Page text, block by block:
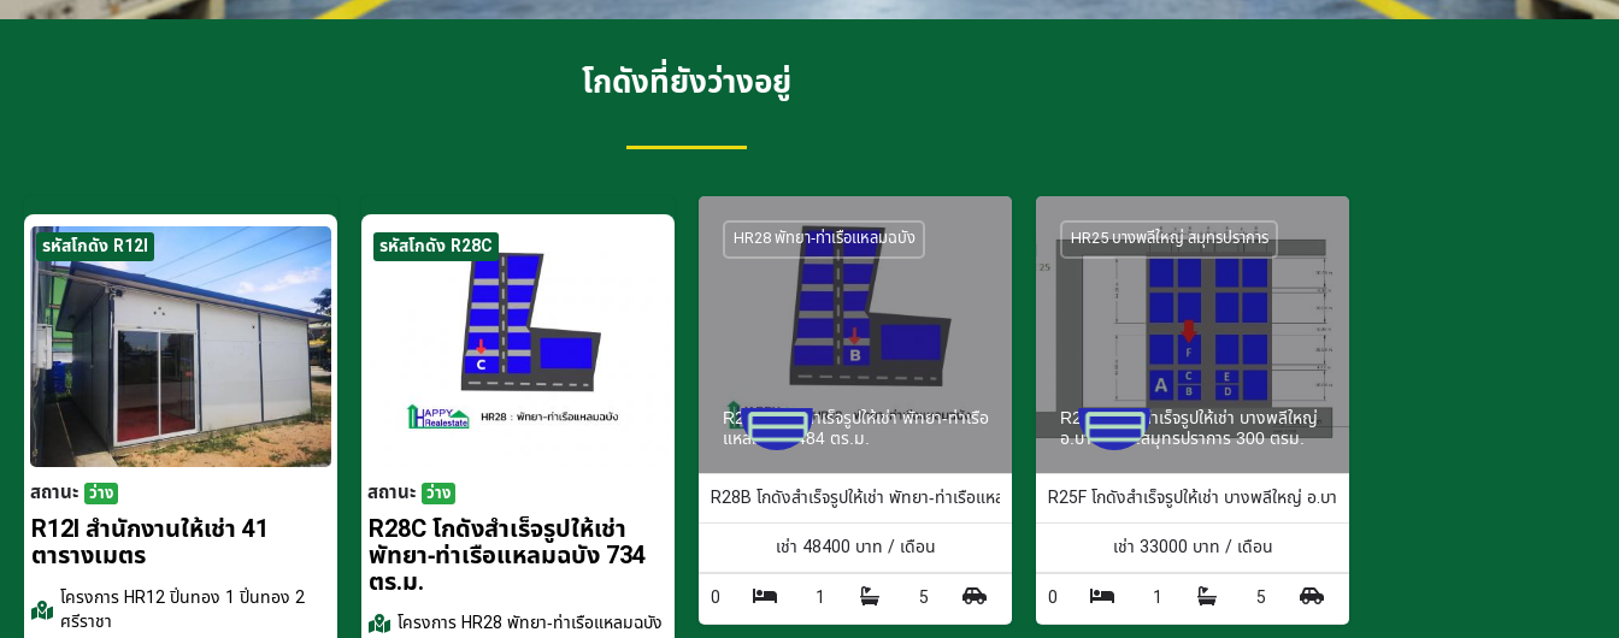
โกดังที่ยังว่างอยู่
รหัสโกดัง R12I
สถานะ ว่าง
R12I สำนักงานให้เช่า 41
ตารางเมตร
โครงการHR12 ปิ่นทอง 1 ปิ่นทอง 2
ศรีราชา
รหัสโกดัง R28C
สถานะ ว่าง
R28C โกดังสำเร็จรูปให้เช่า
พัทยา-ท่าเรือแหลมฉบัง 734
ตร.ม.
โครงการHR28 พัทยา-ท่าเรือแหลมฉบัง
R28B โกดังสำเร็จรูปให้เช่า พัทยา-ท่าเรือ
แหลมฉบัง 484 ตร.ม.
HR28 พัทยา-ท่าเรือแหลมฉบัง
R28B โกดังสำเร็จรูปให้เช่า พัทยา-ท่าเรือแหลมฉบัง 484 ตร.ม.
เช่า 48400 บาท / เดือน
0
1 5
R25F โกดังสำเร็จรูปให้เช่า บางพลีใหญ่
อ.บางพลี จ.สมุทรปราการ 300 ตรม.
HR25 บางพลีใหญ่ สมุทรปราการ
R25F โกดังสำเร็จรูปให้เช่า บางพลีใหญ่ อ.บางพลี จ.สมุทรปราการ 300 ตรม.
เช่า 33000 บาท / เดือน
0
1 5